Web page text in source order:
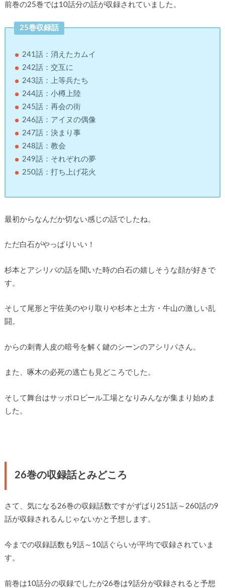
前巻の25巻では10話分の話が収録されていました。
25巻収録話
241話：消えたカムイ
242話：交互に
243話：上等兵たち
244話：小樽上陸
245話：再会の街
246話：アイヌの偶像
247話：決まり事
248話：教会
249話：それぞれの夢
250話：打ち上げ花火
最初からなんだか切ない感じの話でしたね。
ただ白石がやっぱりいい！
杉本とアシリパの話を聞いた時の白石の嬉しそうな顔が好きで
す。
そして尾形と宇佐美のやり取りや杉本と土方・牛山の激しい乱
闘。
からの刺青人皮の暗号を解く鍵のシーンのアシリパさん。
また、啄木の必死の逃亡も見どころでした。
そして舞台はサッポロビール工場となりみんなが集まり始めま
した。
26巻の収録話とみどころ
さて、気になる26巻の収録話数ですがずばり251話～260話の9
話が収録されるんじゃないかと予想します。
今までの収録話数も9話～10話ぐらいが平均で収録されていま
す。
前巻は10話分の収録でしたが26巻は9話分が収録されると予想